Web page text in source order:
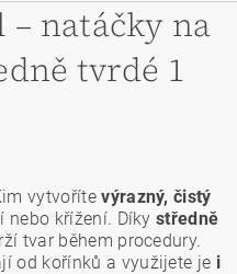
natáčky na
tvrdé 1
vytvořítevýrazný, čistý
nebo křížení. Díkystředně
tvar během procedury.
od kořínků a využijete je i